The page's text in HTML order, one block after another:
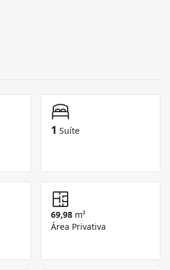
1 Suíte
69,98 m²
Área Privativa